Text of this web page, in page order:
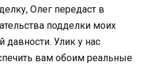
Олег передаст в
подделки моих
давности. Улик у нас
вам обоим реальные